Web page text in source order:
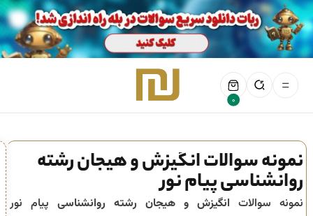
0
نمونه سوالات انگیزش و هیجان رشته
روانشناسی پیام نور
نمونه سوالات انگیزش و هیجان رشته روانشناسی پیام نور